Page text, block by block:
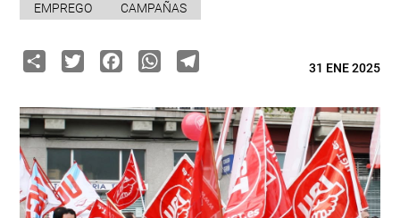
EMPREGO CAMPAÑAS
ShareTwitterFacebook
WhatsApp
Telegram31 ENE 2025